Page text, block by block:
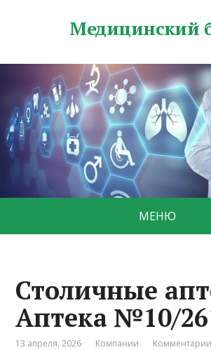
Медицинский
МЕНЮ
Столичные
Аптека №10/
13 апреля, 2026 Компании